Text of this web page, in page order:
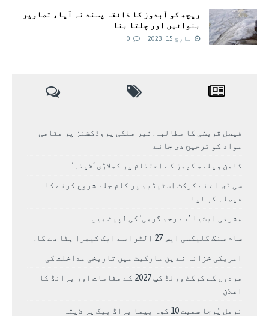
ریچھ کو آبدوز کا ذائقہ پسند نہ آیا، تصاویر
بنوائیں اور چلتا بنا
مارچ 15, 2023 0
فیصل قریشی کا مطالبہ: غیر ملکی پروڈکشنز پر مقامی
مواد کو ترجیح دی جائے
کامن ویلتھ گیمز کے اختتام پر کھلاڑی ‘لاپتہ’
سی ڈی اے نے کرکٹ اسٹیڈیم پر کام جلد شروع کرنے کا
فیصلہ کر لیا
مشرقی ایشیا ‘بے رحم گرمی’ کی لپیٹ میں
سام سنگ گلیکسی ایس 27 الٹرا سے ایک کیمرا ہٹا دے گا.
امریکی خزانہ نے ین مارکیٹ میں تاریخی مداخلت کی
مردوں کے کرکٹ ورلڈ کپ 2027 کے مقامات اور برانڈ کا
اعلان
نرمل پُرجا سمیت 10 کوہ پیما براڈ پیک پر لاپتہ